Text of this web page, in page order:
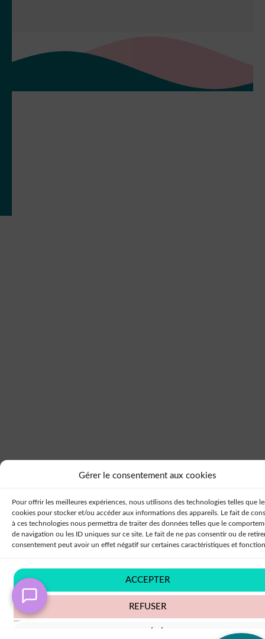
Gérer le consentement aux cookies
Pour offrir les meilleures expériences, nous utilisons des technologies telles que
cookies pour stocker et/ou accéder aux informations des appareils. Le fait de
à ces technologies nous permettra de traiter des données telles que le
de navigation ou les ID uniques sur ce site. Le fait de ne pas consentir ou de
consentement peut avoir un effet négatif sur certaines caractéristiques et
ACCEPTER
REFUSER